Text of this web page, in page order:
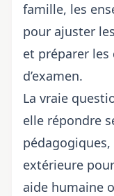
famille, les
pour ajuster
et préparer les
d’examen.
La vraie
elle répondre
extérieure
aide humaine